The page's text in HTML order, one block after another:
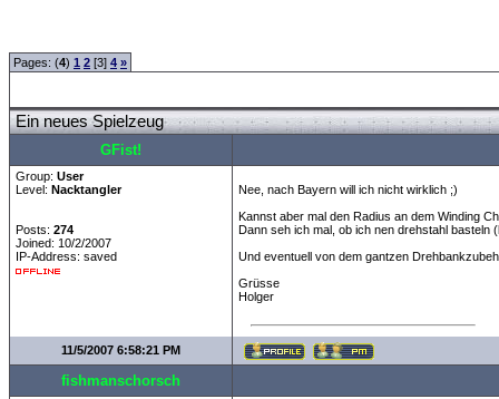
Pages: (4) 1 2 [3] 4 »
Ein neues Spielzeug
GFist!
Group: User
Level: Nacktangler
Posts: 274
Joined: 10/2/2007
IP-Address: saved
Nee, nach Bayern will ich nicht wirklich ;)
Kannst aber mal den Radius an dem Winding
Dann seh ich mal, ob ich nen drehstahl basteln
Und eventuell von dem gantzen
Grüsse
Holger
11/5/2007 6:58:21 PM
fishmanschorsch